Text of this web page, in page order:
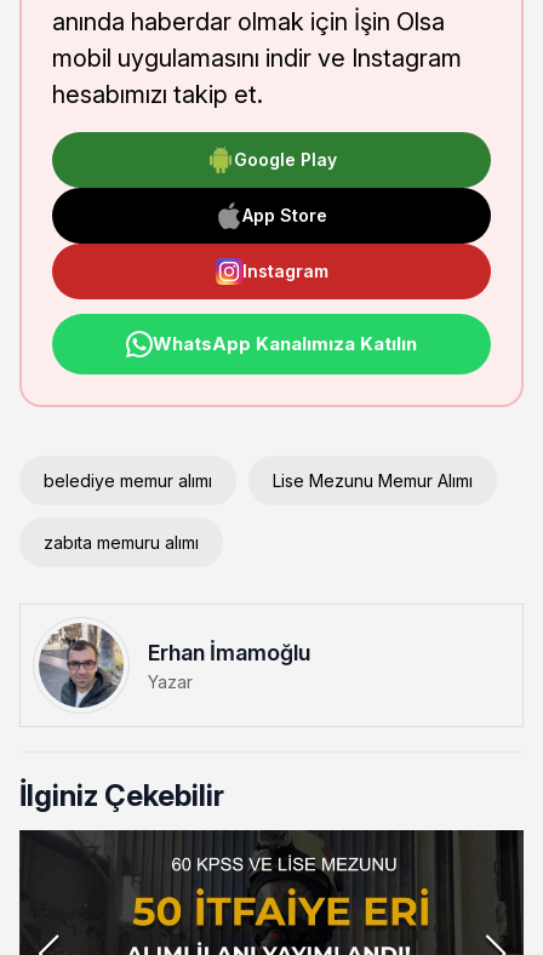
anında haberdar olmak için İşin Olsa
mobil uygulamasını indir ve Instagram
hesabımızı takip et.
Google Play
App Store
Instagram
WhatsApp Kanalımıza Katılın
belediye memur alımı Lise Mezunu Memur Alımı
zabıta memuru alımı
Erhan İmamoğlu
Yazar
İlginiz Çekebilir